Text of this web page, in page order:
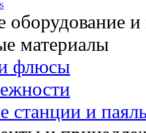
оборудование
материалы
флюсы
станции и